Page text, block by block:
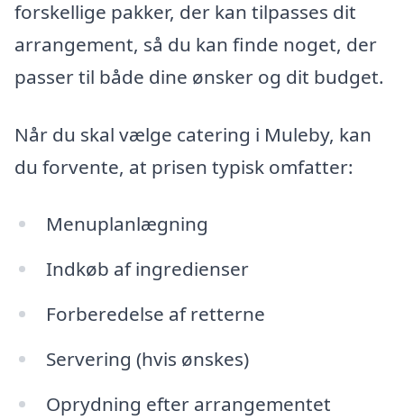
forskellige pakker, der kan tilpasses dit
arrangement, så du kan finde noget, der
passer til både dine ønsker og dit budget.
Når du skal vælge catering i Muleby, kan
du forvente, at prisen typisk omfatter:
Menuplanlægning
Indkøb af ingredienser
Forberedelse af retterne
Servering (hvis ønskes)
Oprydning efter arrangementet